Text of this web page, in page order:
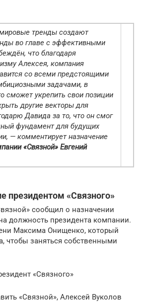
тренды создают
во главе с эффективными
что благодаря
Алексея, компания
со всеми предстоящими
задачами, в
сможет укрепить свои позиции
другие векторы для
Давида за то, что он смог
фундамент для будущих
— комментирует назначение
«Связной» Евгений
президентом «Связного»
сообщил о назначении
должность президента компании.
Максима Онищенко, который
чтобы заняться собственными
«Связного»
«Связной», Алексей Вуколов